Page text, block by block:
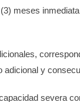
meses
adicional y
severa